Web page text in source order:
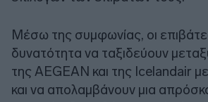
Μέσω της συμφωνίας, οι
δυνατότητα να ταξιδεύουν
της AEGEAN και της Icelandair
και να απολαμβάνουν μια